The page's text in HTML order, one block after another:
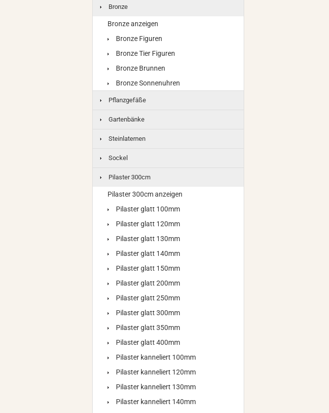
Bronze
Bronze anzeigen
Bronze Figuren
Bronze Tier Figuren
Bronze Brunnen
Bronze Sonnenuhren
Pflanzgefäße
Gartenbänke
Steinlaternen
Sockel
Pilaster 300cm
Pilaster 300cm anzeigen
Pilaster glatt 100mm
Pilaster glatt 120mm
Pilaster glatt 130mm
Pilaster glatt 140mm
Pilaster glatt 150mm
Pilaster glatt 200mm
Pilaster glatt 250mm
Pilaster glatt 300mm
Pilaster glatt 350mm
Pilaster glatt 400mm
Pilaster kanneliert 100mm
Pilaster kanneliert 120mm
Pilaster kanneliert 130mm
Pilaster kanneliert 140mm